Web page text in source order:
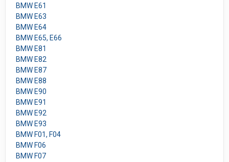
BMW E61
BMW E63
BMW E64
BMW E65, E66
BMW E81
BMW E82
BMW E87
BMW E88
BMW E90
BMW E91
BMW E92
BMW E93
BMW F01, F04
BMW F06
BMW F07